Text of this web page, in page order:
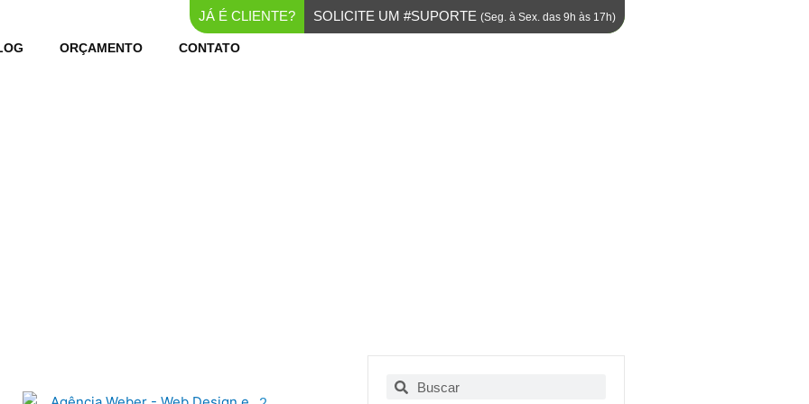
JÁ É CLIENTE? SOLICITE UM #SUPORTE (Seg. à Sex. das 9h às 17h)
ORÇAMENTO CONTATO
Pesquisar
Pesquisar